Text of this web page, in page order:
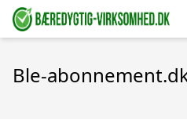
Ble-